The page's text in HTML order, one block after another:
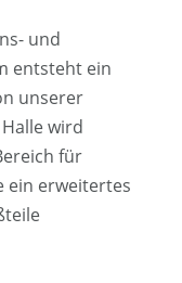
und
entsteht ein
unserer
wird
für
ein erweitertes